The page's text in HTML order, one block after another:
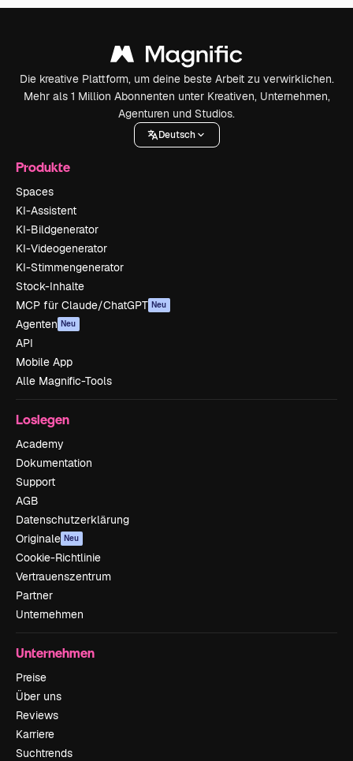
Die kreative Plattform, um deine beste Arbeit zu verwirklichen.
Mehr als 1 Million Abonnenten unter Kreativen, Unternehmen,
Agenturen und Studios.
Deutsch
Produkte
Spaces
KI-Assistent
KI-Bildgenerator
KI-Videogenerator
KI-Stimmengenerator
Stock-Inhalte
MCP für Claude/ChatGPT Neu
Agenten Neu
API
Mobile App
Alle Magnific-Tools
Loslegen
Academy
Dokumentation
Support
AGB
Datenschutzerklärung
Originale Neu
Cookie-Richtlinie
Vertrauenszentrum
Partner
Unternehmen
Unternehmen
Preise
Über uns
Reviews
Karriere
Suchtrends